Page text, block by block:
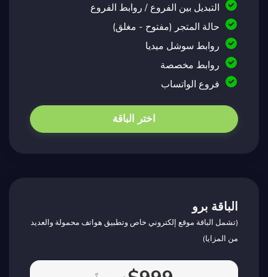
التبديل بين الفروع / روابط الفروع
حالة المتجر (مفتوح - مغلق)
روابط سوشل ميديا
روابط مخصصة
فروع الواتساب
اختر الباقة
الباقة برو
(تشمل الباقة موقع إلكتروني خاص وتطبيق هواتف محمولة والعديد
من المزايا)